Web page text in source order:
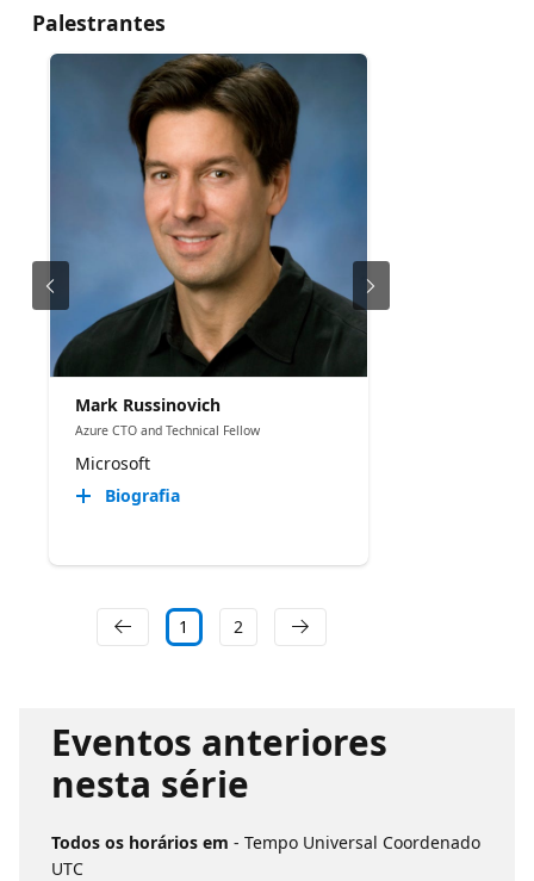
Palestrantes
Mark Russinovich
Azure CTO and Technical Fellow
Microsoft
Biografia
1 2
Eventos anteriores
nesta série
Todos os horários em - Tempo Universal Coordenado
UTC